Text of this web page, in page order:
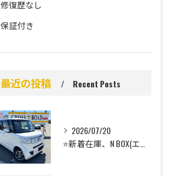
修復歴なし
保証付き
最近の投稿 Recent Posts
2026/07/20